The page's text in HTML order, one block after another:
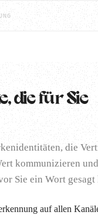
die für Sie
die
kommunizieren
Sie ein Wort gesagt
auf allen